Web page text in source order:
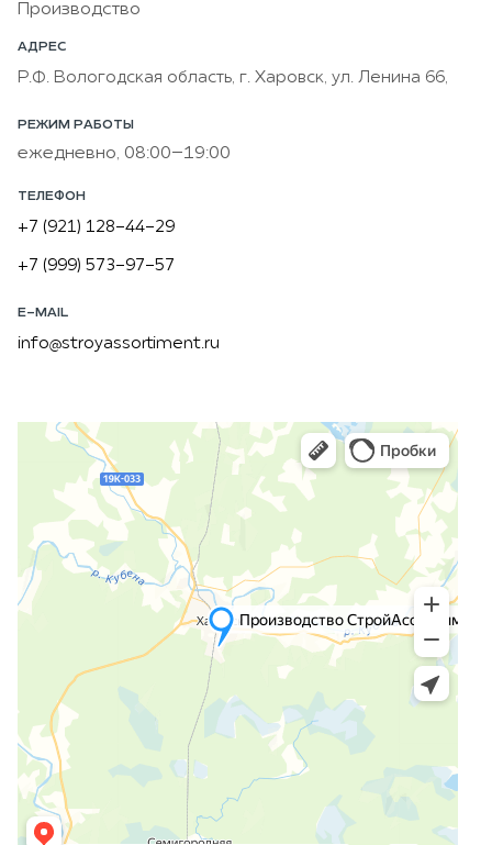
Производство
АДРЕС
Р.Ф. Вологодская область, г. Харовск, ул. Ленина 66,
РЕЖИМ РАБОТЫ
ежедневно, 08:00–19:00
ТЕЛЕФОН
+7 (921) 128-44-29
+7 (999) 573-97-57
E-MAIL
info@stroyassortiment.ru